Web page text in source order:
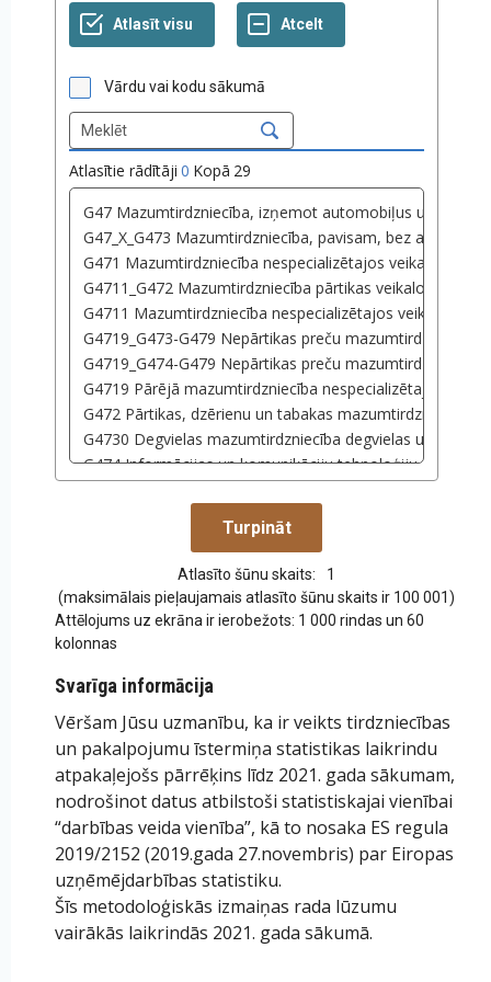
Vārdu vai kodu sākumā
Atlasītie rādītāji 0 Kopā 29
Atlasīto šūnu skaits:
1
(maksimālais pieļaujamais atlasīto šūnu skaits ir 100 001)
Attēlojums uz ekrāna ir ierobežots: 1 000 rindas un 60
kolonnas
Svarīga informācija
Vēršam Jūsu uzmanību, ka ir veikts tirdzniecības
un pakalpojumu īstermiņa statistikas laikrindu
atpakaļejošs pārrēķins līdz 2021. gada sākumam,
nodrošinot datus atbilstoši statistiskajai vienībai
“darbības veida vienība”, kā to nosaka ES regula
2019/2152 (2019.gada 27.novembris) par Eiropas
uzņēmējdarbības statistiku.
Šīs metodoloģiskās izmaiņas rada lūzumu
vairākās laikrindās 2021. gada sākumā.